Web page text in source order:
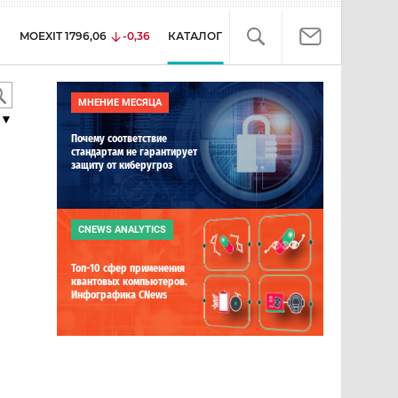
MOEXIT 1796,06 -0,36 КАТАЛОГ
▼
МНЕНИЕ МЕСЯЦА
Почему соответствие
стандартам не гарантирует
защиту от киберугроз
CNEWS ANALYTICS
Топ-10 сфер применения
квантовых компьютеров.
Инфографика CNews